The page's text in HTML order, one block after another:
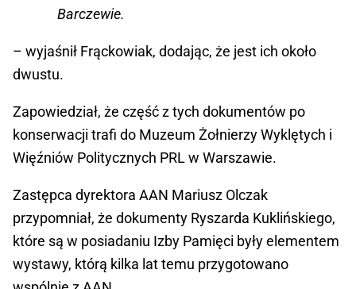
Barczewie.
– wyjaśnił Frąckowiak, dodając, że jest ich około
dwustu.
Zapowiedział, że część z tych dokumentów po
konserwacji trafi do Muzeum Żołnierzy Wyklętych i
Więźniów Politycznych PRL w Warszawie.
Zastępca dyrektora AAN Mariusz Olczak
przypomniał, że dokumenty Ryszarda Kuklińskiego,
które są w posiadaniu Izby Pamięci były elementem
wystawy, którą kilka lat temu przygotowano